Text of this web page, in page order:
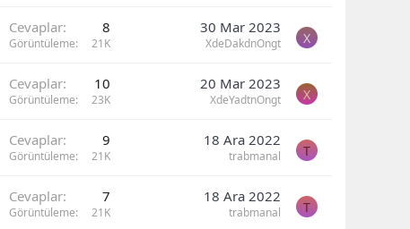
Cevaplar 8
Görüntüleme 21K
30 Mar 2023
XdeDakdnOngt X
Cevaplar 10
Görüntüleme 23K
20 Mar 2023
XdeYadtnOngt X
Cevaplar 9
Görüntüleme 21K
18 Ara 2022
trabmanal T
Cevaplar 7
Görüntüleme 21K
18 Ara 2022
trabmanal T